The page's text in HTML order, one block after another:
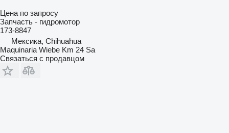
Цена по запросу
Запчасть - гидромотор
173-8847
Мексика, Chihuahua
Maquinaria Wiebe Km 24 Sa
Связаться с продавцом